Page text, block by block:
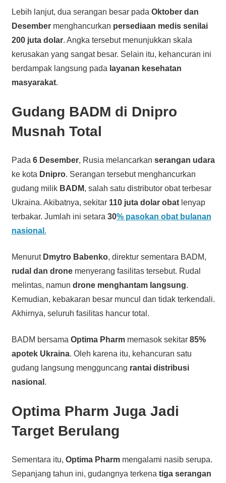
Lebih lanjut, dua serangan besar pada Oktober dan
Desembermenghancurkan persediaan medis senilai
200 juta dolar. Angka tersebut menunjukkan skala
kerusakan yang sangat besar. Selain itu, kehancuran ini
berdampak langsung pada layanan kesehatan
masyarakat.
Gudang BADM di Dnipro
Musnah Total
Pada 6 Desember, Rusia melancarkan serangan udara
ke kota Dnipro. Serangan tersebut menghancurkan
gudang milik BADM, salah satu distributor obat terbesar
Ukraina. Akibatnya, sekitar 110 juta dolar obatlenyap
terbakar. Jumlah ini setara 30% pasokan obat bulanan
nasional .
Menurut Dmytro Babenko, direktur sementara BADM,
rudal dan dronemenyerang fasilitas tersebut. Rudal
melintas, namun drone menghantam langsung.
Kemudian, kebakaran besar muncul dan tidak terkendali.
Akhirnya, seluruh fasilitas hancur total.
BADM bersama Optima Pharmmemasok sekitar 85%
apotek Ukraina. Oleh karena itu, kehancuran satu
gudang langsung mengguncang rantai distribusi
nasional .
Optima Pharm Juga Jadi
Target Berulang
Sementara itu, Optima Pharmmengalami nasib serupa.
Sepanjang tahun ini, gudangnya terkena tiga serangan